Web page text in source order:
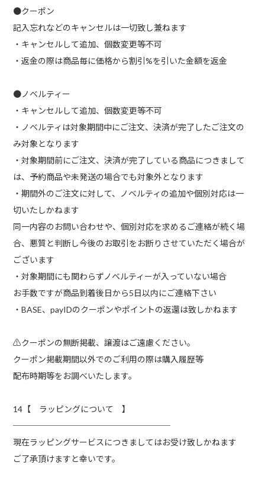
●クーポン
記入忘れなどのキャンセルは一切致し兼ねます
・キャンセルして追加、個数変更等不可
・返金の際は商品毎に価格から割引%を引いた金額を返金
●ノベルティー
・キャンセルして追加、個数変更等不可
・ノベルティは対象期間中にご注文、決済が完了したご注文の
み対象となります
・対象期間前にご注文、決済が完了している商品につきまして
は、予約商品や未発送の場合でも対象外となります
・期間外のご注文に対して、ノベルティの追加や個別対応は一
切いたしかねます
同一内容のお問い合わせや、個別対応を求めるご連絡が続く場
合、悪質と判断し今後のお取引をお断りさせていただく場合が
ございます
・対象期間にも関わらずノベルティーが入っていない場合
お手数ですが商品到着後日から5日以内にご連絡下さい
・BASE、payIDのクーポンやポイントの返還は致しかねます
⚠︎クーポンの無断掲載、譲渡はご遠慮ください。
クーポン掲載期間以外でのご利用の際は購入履歴等
配布時期等をお調べいたします。
14【 ラッピングについて 】
───────────────────
現在ラッピングサービスにつきましてはお受け致しかねます
ご了承頂けますと幸いです。